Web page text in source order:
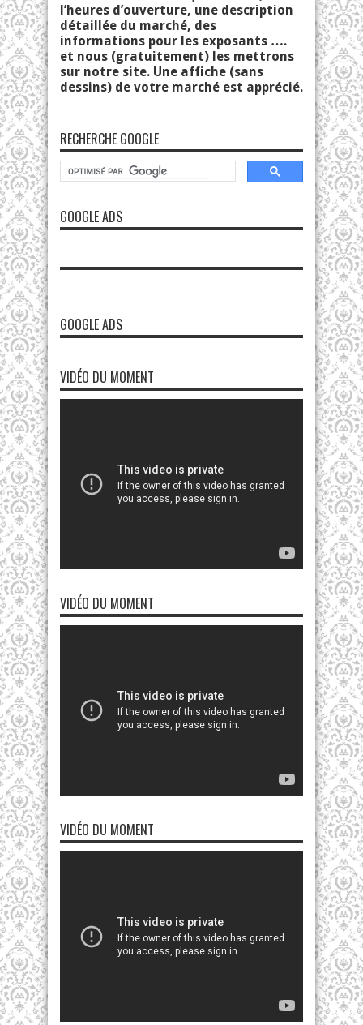
l’heures d’ouverture, une description
détaillée du marché, des
informations pour les exposants ….
et nous (gratuitement) les mettrons
sur notre site. Une affiche (sans
dessins) de votre marché est apprécié.
RECHERCHE GOOGLE
GOOGLE ADS
GOOGLE ADS
VIDÉO DU MOMENT
VIDÉO DU MOMENT
VIDÉO DU MOMENT